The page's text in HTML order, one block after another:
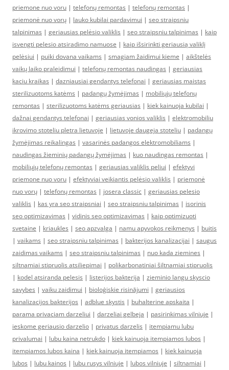
priemone nuo voru | telefonų remontas | telefonų remontas |
priemonė nuo vorų | lauko kubilai pardavimui | seo straipsniu
talpinimas | geriausias pelėsio valiklis | seo straipsniu talpinimas | kaip
isvengti pelesio atsiradimo namuose | kaip išsirinkti geriausią valiklį
pelėsiui | puiki dovana vaikams | smagiam žaidimui kieme | aikštelės
vaikų laiko praleidimui | telefonų remontas naudingas | geriausias
kaciu kraikas | dazniausiai gendantys telefonai | geriausias maistas
sterilizuotoms katėms | padangų žymėjimas | mobiliųjų telefonų
remontas | sterilizuotoms katėms geriausias | kiek kainuoja kubilai |
dažnai gendantys telefonai | geriausias vonios valiklis | elektromobiliu
ikrovimo stoteliu pletra lietuvoje | lietuvoje daugeja stoteliu | padangų
žymėjimas reikalingas | vasarinės padangos elektromobiliams |
naudingas žieminių padangų žymėjimas | kuo naudingas remontas |
mobiliųjų telefonų remontas | geriausias valiklis peliui | efektyvi
priemone nuo voru | efektyviai veikiantis pelėsio valiklis | priemonė
nuo vorų | telefonų remontas | josera classic | geriausias pelesio
valiklis | kas yra seo straipsniai | seo straipsniu talpinimas | isorinis
seo optimizavimas | vidinis seo optimizavimas | kaip optimizuoti
svetaine | kriaukles | seo apzvalga | namu apyvokos reikmenys | buitis
| vaikams | seo straipsniu talpinimas | bakterijos kanalizacijai | saugus
zaidimas vaikams | seo straipsniu talpinimas | nuo kada ziemines |
siltnamiai stipruolis atsiliepimai | polikarbonatiniai šiltnamiai stipruolis
| kodel atsiranda pelesis | listerijos bakterija | zieminio langu skyscio
savybes | vaiku zaidimui | bioloģiskie risinājumi | geriausios
kanalizacijos bakterijos | adblue skystis | buhalterine apskaita |
parama privaciam darzeliui | darzeliai gelbeja | pasirinkimas vilniuje |
ieskome geriausio darzelio | privatus darzelis | itempiamu lubu
privalumai | lubu kaina netrukdo | kiek kainuoja itempiamos lubos |
itempiamos lubos kaina | kiek kainuoja itempiamos | kiek kainuoja
lubos | lubu kainos | lubu rusys vilniuje | lubos vilniuje | siltnamiai |